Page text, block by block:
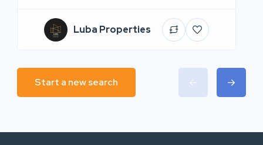
Luba Properties
Start a new search